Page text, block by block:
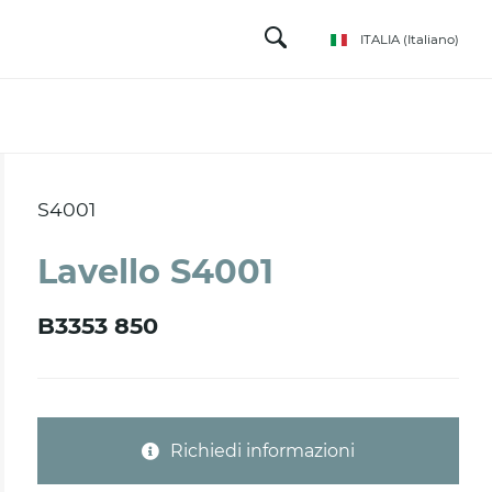
ITALIA (Italiano)
S4001
Lavello S4001
B3353 850
Richiedi informazioni